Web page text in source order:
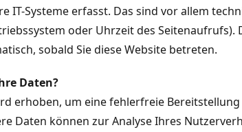
IT-Systeme erfasst. Das sind vor allem
oder Uhrzeit des Seitenaufrufs).
sobald Sie diese Website betreten.
Daten?
erhoben, um eine fehlerfreie
Daten können zur Analyse Ihres